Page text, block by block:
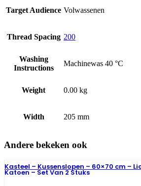
Target Audience Volwassenen
Thread Spacing 200
Washing
Instructions
Machinewas 40 °C
Weight 0.00 kg
Width 205 mm
Andere bekeken ook
Kasteel – Kussenslopen – 60×70 cm –
Katoen – Set Van 2 Stuks